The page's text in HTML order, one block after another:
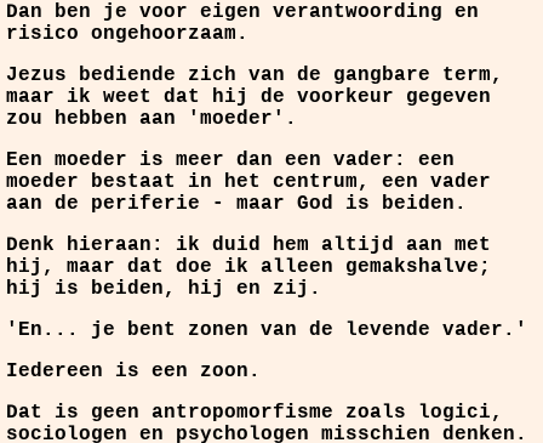
Dan ben je voor eigen verantwoording en
risico ongehoorzaam.
Jezus bediende zich van de gangbare term,
maar ik weet dat hij de voorkeur gegeven
zou hebben aan 'moeder'.
Een moeder is meer dan een vader: een
moeder bestaat in het centrum, een vader
aan de periferie - maar God is beiden.
Denk hieraan: ik duid hem altijd aan met
hij, maar dat doe ik alleen gemakshalve;
hij is beiden, hij en zij.
'En... je bent zonen van de levende vader.'
Iedereen is een zoon.
Dat is geen antropomorfisme zoals logici,
sociologen en psychologen misschien denken.